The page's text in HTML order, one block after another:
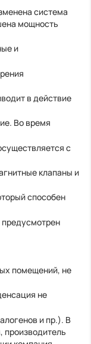
система
мощность
и
в действие
Во время
с
клапаны и
способен
предусмотрен
помещений, не
не
и пр.). В
производитель